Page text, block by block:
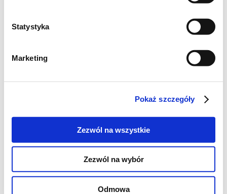
Statystyka
Marketing
Pokaż szczegóły
Zezwól na wszystkie
Zezwól na wybór
Odmowa
zagnieść ciasto i schłodzić przez 30
orzecha włoskiego i układać na blasze
👩‍🍳WydrążanieJeszcze ciepłe ciastka
delikatnie wydrążyć od płaskiej strony.
Okruchy zachować do przygotowania
👩‍🍳MasaPołączyć okruchy, miękkie